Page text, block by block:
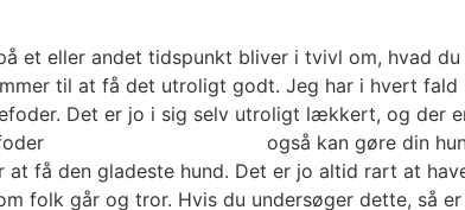
et eller andet tidspunkt bliver i tvivl om, hvad
til at få det utroligt godt. Jeg har i hvert
Det er jo i sig selv utroligt lækkert, og der
også kan gøre din
at få den gladeste hund. Det er jo altid rart at
folk går og tror. Hvis du undersøger dette, så